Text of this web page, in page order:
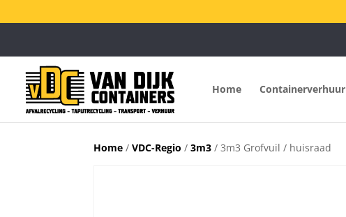
Home Containerverhuur
Home /VDC-Regio /3m3 / 3m3 Grofvuil / huisraad